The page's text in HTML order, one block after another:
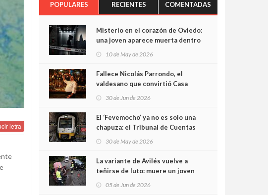
letra
POPULARES RECIENTES COMENTADAS
Misterio en el corazón de Oviedo:
una joven aparece muerta dentro
cámaras captan sus últimos
minutos
10 de May de 2026
Fallece Nicolás Parrondo, el
valdesano que convirtió Casa
30 de Jun de 2026
El ‘Fevemocho’ ya no es solo una
chapuza: el Tribunal de Cuentas
sobrecoste de los trenes que no
cabían por los túneles
30 de May de 2026
La variante de Avilés vuelve a
teñirse de luto: muere un joven
05 de Jun de 2026